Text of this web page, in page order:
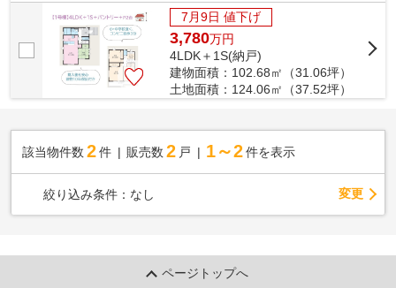
近く、コンビニ（徒歩３分）暮らしやすさ...
7月9日 値下げ
3,780万円
4LDK＋1S(納戸)
建物面積：102.68㎡（31.06坪）
土地面積：124.06㎡（37.52坪）
該当物件数 2件 販売数 2 戸 1～2 件を表示
絞り込み条件： なし 変更
ページトップへ